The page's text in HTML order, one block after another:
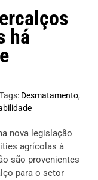
há
Tags: Desmatamento,
nova legislação
agrícolas à
são provenientes
para o setor